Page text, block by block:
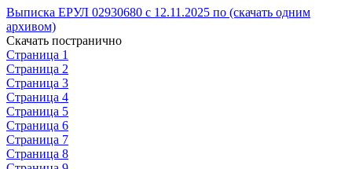
Выписка ЕРУЛ 02930680 с 12.11.2025 по (скачать одним
архивом)
Скачать постранично
Страница 1
Страница 2
Страница 3
Страница 4
Страница 5
Страница 6
Страница 7
Страница 8